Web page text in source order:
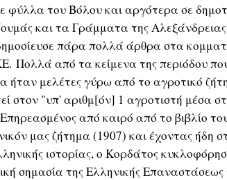
φύλλα του Βόλου και αργότερα σε
και τα Γράμματα της
πάρα πολλά άρθρα στα
Πολλά από τα κείμενα της περιόδου
ήταν μελέτες γύρω από το αγροτικό
στον "υπ' αριθμ[όν] 1 αγροτιστή μέσα
από καιρό από το βιβλίο
μας ζήτημα (1907) και έχοντας ήδη
ιστορίας, ο Κορδάτος
σημασία της Ελληνικής